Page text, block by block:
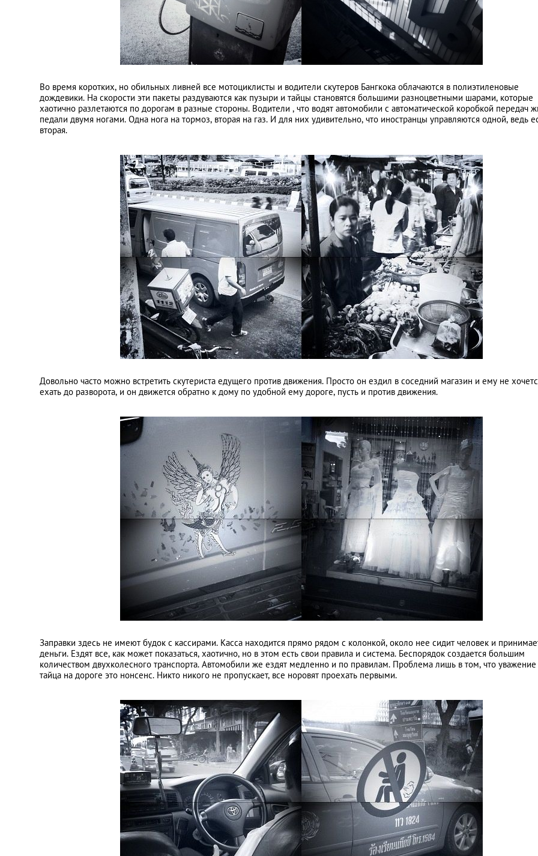
Париж
Паттайя
Санкт-Петербург
Во время коротких, но обильных ливней все мотоциклисты и водители скутеров Бангкока облачаются в полиэтиленовые
дождевики. На скорости эти пакеты раздуваются как пузыри и тайцы становятся большими разноцветными шарами, которые
хаотично разлетаются по дорогам в разные стороны. Водители , что водят автомобили с автоматической коробкой передач
педали двумя ногами. Одна нога на тормоз, вторая на газ. И для них удивительно, что иностранцы управляются одной, ведь
вторая.
Довольно часто можно встретить скутериста едущего против движения. Просто он ездил в соседний магазин и ему не
ехать до разворота, и он движется обратно к дому по удобной ему дороге, пусть и против движения.
Заправки здесь не имеют будок с кассирами. Касса находится прямо рядом с колонкой, около нее сидит человек и
деньги. Ездят все, как может показаться, хаотично, но в этом есть свои правила и система. Беспорядок создается большим
количеством двухколесного транспорта. Автомобили же ездят медленно и по правилам. Проблема лишь в том, что
тайца на дороге это нонсенс. Никто никого не пропускает, все норовят проехать первыми.
Путь домой...